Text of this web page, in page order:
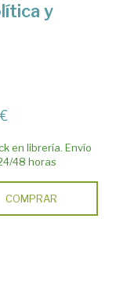
y
en librería. Envío
48 horas
COMPRAR